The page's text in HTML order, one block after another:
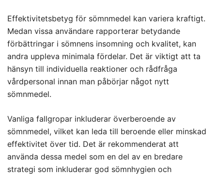
Effektivitetsbetyg för sömnmedel kan variera kraftigt.
Medan vissa användare rapporterar betydande
förbättringar i sömnens insomning och kvalitet, kan
andra uppleva minimala fördelar. Det är viktigt att ta
hänsyn till individuella reaktioner och rådfråga
vårdpersonal innan man påbörjar något nytt
sömnmedel.
Vanliga fallgropar inkluderar överberoende av
sömnmedel, vilket kan leda till beroende eller minskad
effektivitet över tid. Det är rekommenderat att
använda dessa medel som en del av en bredare
strategi som inkluderar god sömnhygien och